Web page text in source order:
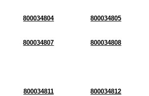
800034804 800034805
800034807 800034808
800034811 800034812